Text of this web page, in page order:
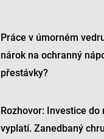
Práce v úmorném
nárok na ochranný
přestávky?
Rozhovor: Investice do
vyplatí. Zanedbaný